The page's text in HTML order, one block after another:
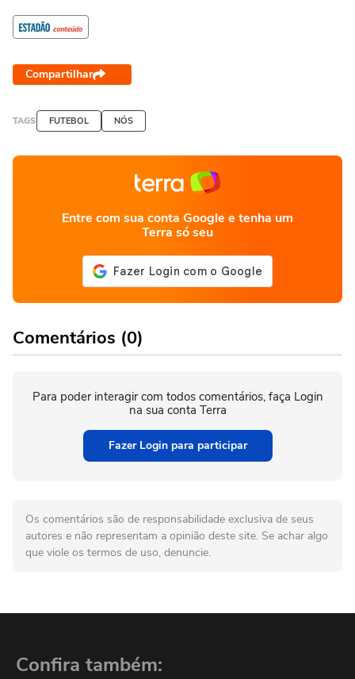
Compartilhar
TAGS FUTEBOL NÓS
Entre com sua conta Google e tenha um
Terra só seu
Comentários (0)
Para poder interagir com todos comentários, faça Login
na sua conta Terra
Fazer Login para participar
Os comentários são de responsabilidade exclusiva de seus
autores e não representam a opinião deste site. Se achar algo
que viole os termos de uso, denuncie.
Confira também: